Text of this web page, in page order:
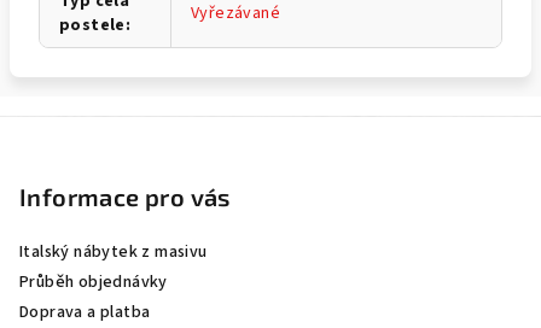
postele: Vyřezávané
Informace pro vás
Italský nábytek z masivu
Průběh objednávky
Doprava a platba